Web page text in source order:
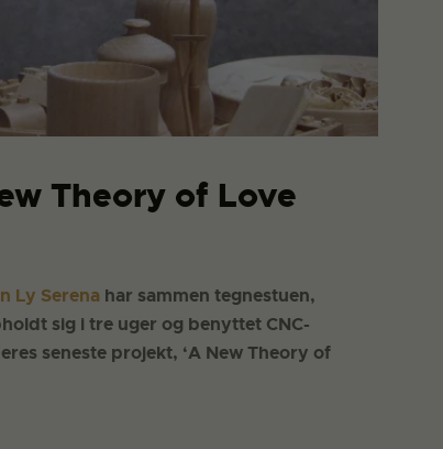
Theory of Love
Ly Serena har sammen tegnestuen,
sig i tre uger og benyttet CNC-
seneste projekt, ‘A New Theory of